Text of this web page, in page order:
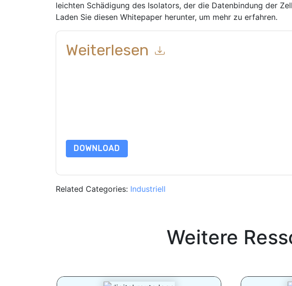
leichten Schädigung des Isolators, der die Datenbindung der
Laden Sie diesen Whitepaper herunter, um mehr zu erfahren.
Weiterlesen
DOWNLOAD
Related Categories: Industriell
Weitere